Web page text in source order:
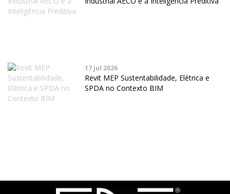
17 jul 2026
Revit MEP Sustentabilidade, Elétrica e
SPDA no Contexto BIM